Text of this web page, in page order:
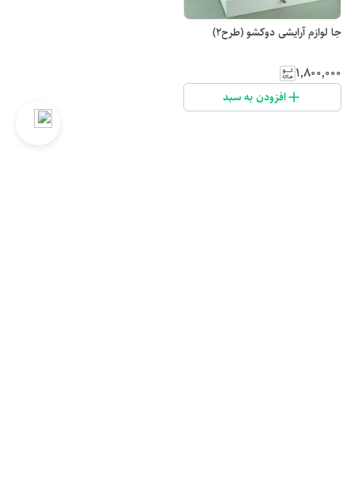
جا لوازم آرایشی دو‌کشو (طرح2)
۱٬۸۰۰٬۰۰۰
افزودن به سبد